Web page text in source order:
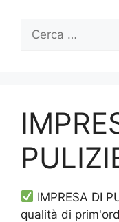
per:
IMPRESA DI
qualità di